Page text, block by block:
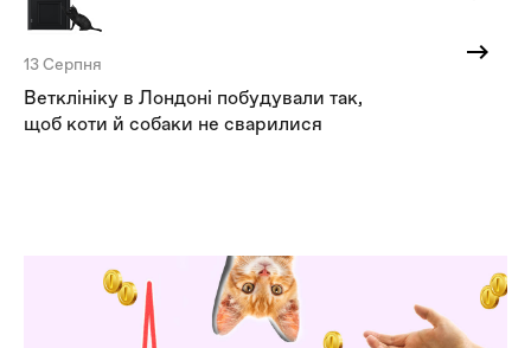
13 Серпня
Ветклініку в Лондоні побудували так,
щоб коти й собаки не сварилися